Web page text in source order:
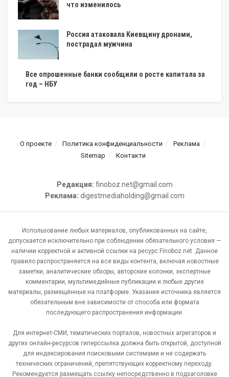
что изменилось
Россия атаковала Киевщину дронами,
пострадал мужчина
Все опрошенные банки сообщили о росте капитала за
год – НБУ
О проекте Политика конфиденциальности
Реклама
Sitemap
Контакти
Редакция: finoboz.net@gmail.com
Реклама: digestmediaholding@gmail.com
Использование любых материалов, опубликованных на сайте,
допускается исключительно при соблюдении обязательного условия —
наличии корректной и активной ссылки на ресурс Finoboz.net. Данное
правило распространяется на все виды контента, включая новостные
заметки, аналитические обзоры, авторские колонки, экспертные
комментарии, мультимедийные публикации и любые другие
материалы, размещённые на платформе. Указание источника является
обязательным вне зависимости от способа или формата
последующего распространения информации.
Для интернет-СМИ, тематических порталов, новостных агрегаторов и
других онлайн-ресурсов гиперссылка должна быть открытой, доступной
для индексирования поисковыми системами и не содержать
технических ограничений, препятствующих корректному переходу.
Рекомендуется размещать ссылку непосредственно в подзаголовке